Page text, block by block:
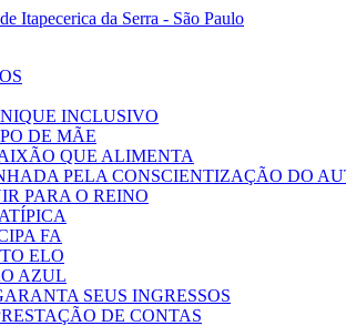
INCLUSIVO
DE MÃE
QUE ALIMENTA
PELA CONSCIENTIZAÇÃO DO
PARA O REINO
FA
ELO
AZUL
SEUS INGRESSOS
DE CONTAS